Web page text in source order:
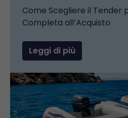
Come Scegliere il Tender
Completa all’Acquisto
Leggi di più